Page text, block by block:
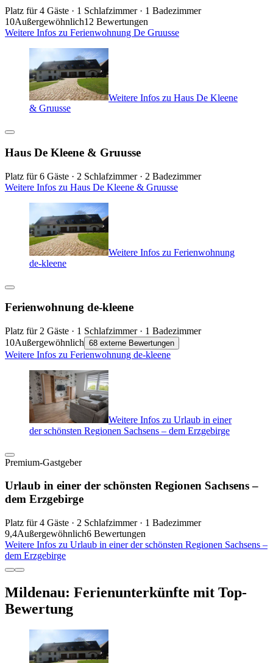
Platz für 4 Gäste · 1 Schlafzimmer · 1 Badezimmer
10Außergewöhnlich12 Bewertungen
Weitere Infos zu Ferienwohnung De Gruusse
Weitere Infos zu Haus De Kleene
& Gruusse
Haus De Kleene & Gruusse
Platz für 6 Gäste · 2 Schlafzimmer · 2 Badezimmer
Weitere Infos zu Haus De Kleene & Gruusse
Weitere Infos zu Ferienwohnung
de-kleene
Ferienwohnung de-kleene
Platz für 2 Gäste · 1 Schlafzimmer · 1 Badezimmer
10Außergewöhnlich 68 externe Bewertungen
Weitere Infos zu Ferienwohnung de-kleene
Weitere Infos zu Urlaub in einer
der schönsten Regionen Sachsens – dem Erzgebirge
Premium-Gastgeber
Urlaub in einer der schönsten Regionen Sachsens –
dem Erzgebirge
Platz für 4 Gäste · 2 Schlafzimmer · 1 Badezimmer
9,4Außergewöhnlich6 Bewertungen
Weitere Infos zu Urlaub in einer der schönsten Regionen Sachsens –
dem Erzgebirge
Mildenau: Ferienunterkünfte mit Top-
Bewertung